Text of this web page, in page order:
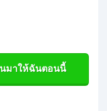
มาให้ฉันตอนนี้